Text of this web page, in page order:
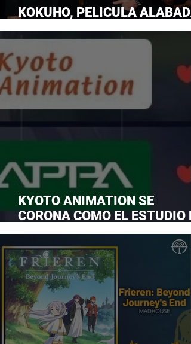
KOKUHO, PELICULA
POR TOM CRUISE
KYOTO ANIMATION SE
CORONA COMO EL ESTUDIO
ANIME FAVORITO Y LE ROBA
CORONA A MAPPA